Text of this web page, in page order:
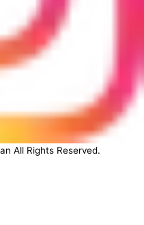
All Rights Reserved.